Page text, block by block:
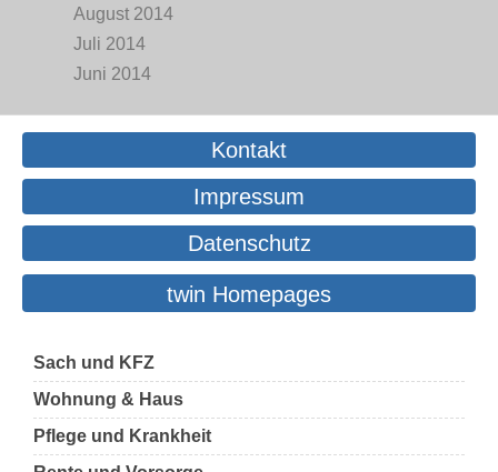
August 2014
Juli 2014
Juni 2014
Kontakt
Impressum
Datenschutz
twin Homepages
Sach und KFZ
Wohnung & Haus
Pflege und Krankheit